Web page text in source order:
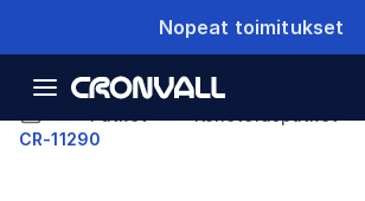
Nopeat toimitukset
CR-11290